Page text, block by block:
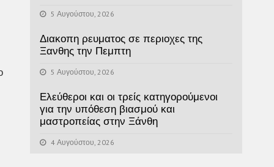
5 Αυγούστου, 2026
Διακοπη ρευματος σε περιοχες της
Ξανθης την Πεμπτη
5 Αυγούστου, 2026
Ελεύθεροι και οι τρείς κατηγορούμενοι
για την υπόθεση βιασμού και
μαστροπείας στην Ξάνθη
4 Αυγούστου, 2026